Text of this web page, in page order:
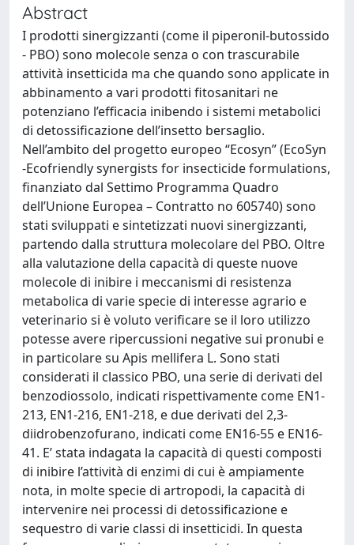
Abstract
I prodotti sinergizzanti (come il piperonil-butossido
- PBO) sono molecole senza o con trascurabile
attività insetticida ma che quando sono applicate in
abbinamento a vari prodotti fitosanitari ne
potenziano l’efficacia inibendo i sistemi metabolici
di detossificazione dell’insetto bersaglio.
Nell’ambito del progetto europeo “Ecosyn” (EcoSyn
-Ecofriendly synergists for insecticide formulations,
finanziato dal Settimo Programma Quadro
dell’Unione Europea – Contratto no 605740) sono
stati sviluppati e sintetizzati nuovi sinergizzanti,
partendo dalla struttura molecolare del PBO. Oltre
alla valutazione della capacità di queste nuove
molecole di inibire i meccanismi di resistenza
metabolica di varie specie di interesse agrario e
veterinario si è voluto verificare se il loro utilizzo
potesse avere ripercussioni negative sui pronubi e
in particolare su Apis mellifera L. Sono stati
considerati il classico PBO, una serie di derivati del
benzodiossolo, indicati rispettivamente come EN1-
213, EN1-216, EN1-218, e due derivati del 2,3-
diidrobenzofurano, indicati come EN16-55 e EN16-
41. E’ stata indagata la capacità di questi composti
di inibire l’attività di enzimi di cui è ampiamente
nota, in molte specie di artropodi, la capacità di
intervenire nei processi di detossificazione e
sequestro di varie classi di insetticidi. In questa